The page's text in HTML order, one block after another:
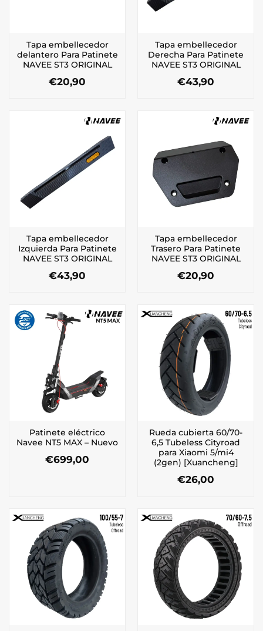
Tapa embellecedor
delantero Para Patinete
NAVEE ST3 ORIGINAL
€20,90
Tapa embellecedor
Derecha Para Patinete
NAVEE ST3 ORIGINAL
€43,90
Tapa embellecedor
Izquierda Para Patinete
NAVEE ST3 ORIGINAL
€43,90
Tapa embellecedor
Trasero Para Patinete
NAVEE ST3 ORIGINAL
€20,90
Patinete eléctrico
Navee NT5 MAX – Nuevo
€699,00
Rueda cubierta 60/70-
6,5 Tubeless Cityroad
para Xiaomi 5/mi4
(2gen) [Xuancheng]
€26,00